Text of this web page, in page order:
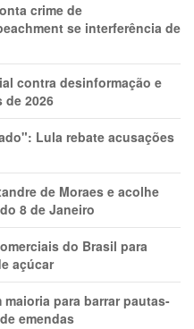
crime de
se interferência de
contra desinformação e
de 2026
Lula rebate acusações
de Moraes e acolhe
8 de Janeiro
do Brasil para
açúcar
para barrar pautas-
emendas